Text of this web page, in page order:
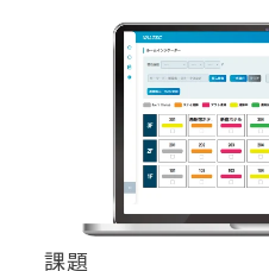
課題